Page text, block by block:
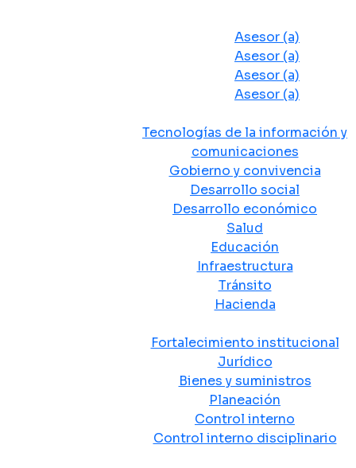
Asesor (a)
Asesor (a)
Asesor (a)
Asesor (a)
Tecnologías de la información y
comunicaciones
Gobierno y convivencia
Desarrollo social
Desarrollo económico
Salud
Educación
Infraestructura
Tránsito
Hacienda
Fortalecimiento institucional
Jurídico
Bienes y suministros
Planeación
Control interno
Control interno disciplinario